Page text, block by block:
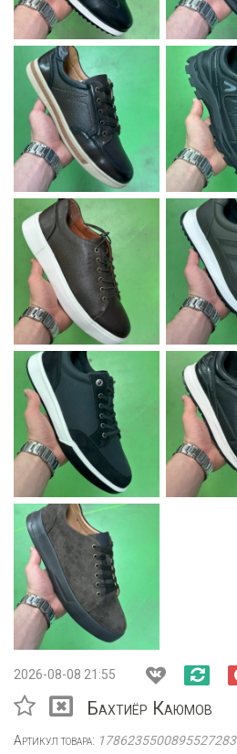
2026-08-08 21:55
Бахтиёр Каюмов
Артикул товара: 1786235500895527283